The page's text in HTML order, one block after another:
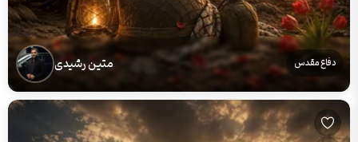
دفاع مقدس متین رشیدی